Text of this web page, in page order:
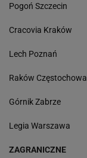
Pogoń Szczecin
Cracovia Kraków
Lech Poznań
Raków Częstochowa
Górnik Zabrze
Legia Warszawa
ZAGRANICZNE